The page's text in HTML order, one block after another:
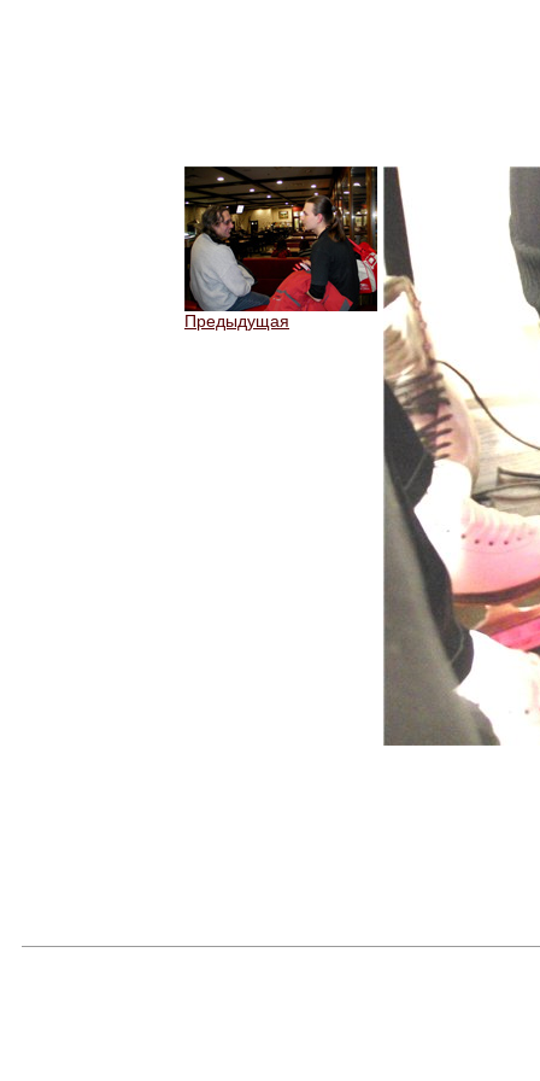
Предыдущая